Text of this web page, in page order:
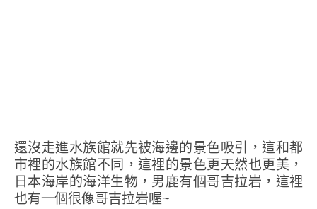
還沒走進水族館就先被海邊的景色吸引，這和都
市裡的水族館不同，這裡的景色更天然也更美，
日本海岸的海洋生物，男鹿有個哥吉拉岩，這裡
也有一個很像哥吉拉岩喔~